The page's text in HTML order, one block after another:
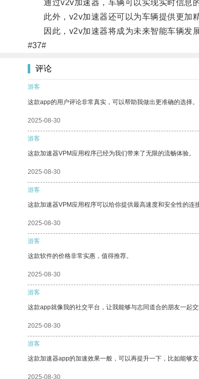
通过v2v加速器，车辆可以实现实时信息的
此外，v2v加速器还可以为车辆提供更加精
因此，v2v加速器将成为未来智能车辆发展
#37#
评论
游客
这款app的用户评论非常真实，可以帮助我做出更准确的选择。
2025-08-30
游客
这款加速器VPM应用程序已经为我们带来了无限的流畅体验。
2025-08-30
游客
这款加速器VPM应用程序可以给你提供最高速度和安全性的连
2025-08-30
游客
这款软件的价格非常实惠，值得推荐。
2025-08-30
游客
这款app就像我的社交平台，让我能够与志同道合的朋友一起交
2025-08-30
游客
这款加速器app的加速效果一般，可以再提升一下，比如能够支
2025-08-30